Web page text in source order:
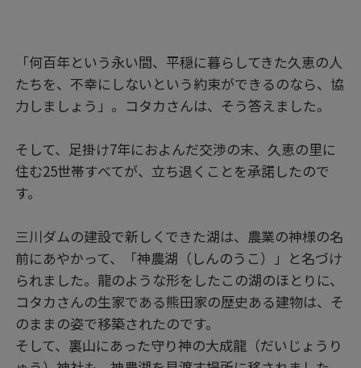
「何百年という永い間、平穏に暮らしてきた久恵の人
たちを、不幸にしないという約束ができるのなら、協
力しましょう」。コタカさんは、そう答えました。
そして、足掛け7年におよんだ交渉の末、久恵の里に
住む25世帯すべてが、立ち退くことを承諾したので
す。
三川ダムの建設で新しくできた湖は、農業の神様の名
前にあやかって、「神農湖（しんのうこ）」と名づけ
られました。龍のような形をしたこの湖のほとりに、
コタカさんの生家である熊田家の歴史ある建物は、そ
のままの姿で移築されたのです。
そして、裏山にあった守り神の大成龍（だいじょうり